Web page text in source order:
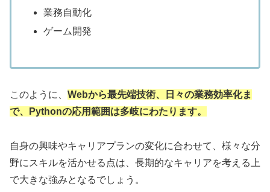
業務自動化
ゲーム開発
このように、 Webから最先端技術、日々の業務効率化ま
で、Pythonの応用範囲は多岐にわたります。
自身の興味やキャリアプランの変化に合わせて、様々な分
野にスキルを活かせる点は、長期的なキャリアを考える上
で大きな強みとなるでしょう。